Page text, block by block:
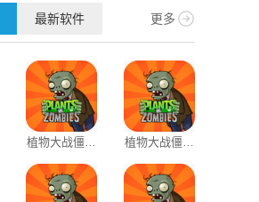
最新软件 更多
植物大战僵尸
1原版
植物大战僵尸
1老版本